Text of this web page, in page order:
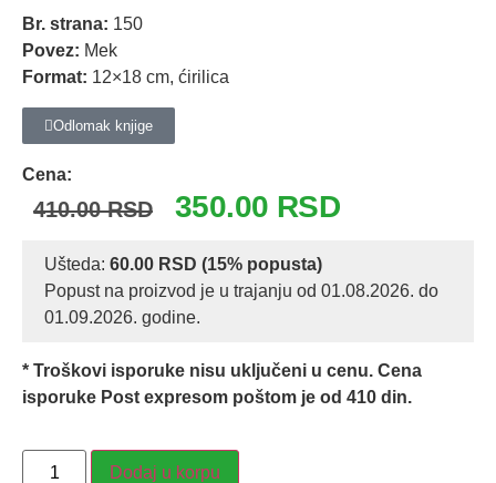
Br. strana: 150
Povez: Mek
Format: 12×18 cm, ćirilica
Odlomak knjige
Cena:
410.00RSD 350.00 RSD
Ušteda: 60.00 RSD (15% popusta)
Popust na proizvod je u trajanju od 01.08.2026. do
01.09.2026. godine.
* Troškovi isporuke nisu uključeni u cenu. Cena
isporuke Post expresom poštom je od 410 din.
Dodaj u korpu